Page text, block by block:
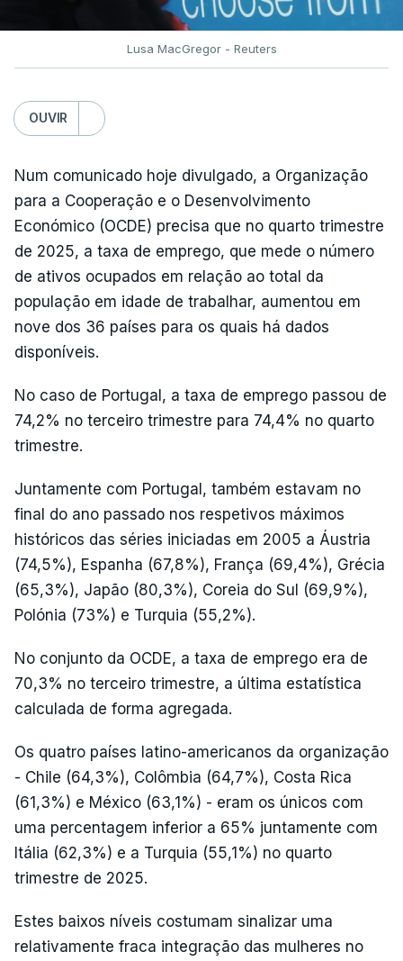
Lusa MacGregor - Reuters
OUVIR
Num comunicado hoje divulgado, a Organização
para a Cooperação e o Desenvolvimento
Económico (OCDE) precisa que no quarto trimestre
de 2025, a taxa de emprego, que mede o número
de ativos ocupados em relação ao total da
população em idade de trabalhar, aumentou em
nove dos 36 países para os quais há dados
disponíveis.
No caso de Portugal, a taxa de emprego passou de
74,2% no terceiro trimestre para 74,4% no quarto
trimestre.
Juntamente com Portugal, também estavam no
final do ano passado nos respetivos máximos
históricos das séries iniciadas em 2005 a Áustria
(74,5%), Espanha (67,8%), França (69,4%), Grécia
(65,3%), Japão (80,3%), Coreia do Sul (69,9%),
Polónia (73%) e Turquia (55,2%).
No conjunto da OCDE, a taxa de emprego era de
70,3% no terceiro trimestre, a última estatística
calculada de forma agregada.
Os quatro países latino-americanos da organização
- Chile (64,3%), Colômbia (64,7%), Costa Rica
(61,3%) e México (63,1%) - eram os únicos com
uma percentagem inferior a 65% juntamente com
Itália (62,3%) e a Turquia (55,1%) no quarto
trimestre de 2025.
Estes baixos níveis costumam sinalizar uma
relativamente fraca integração das mulheres no